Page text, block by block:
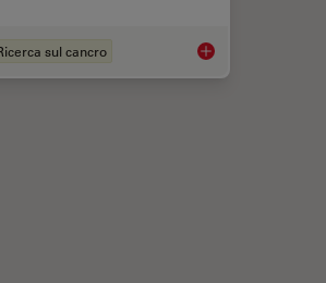
with Big Data
sul cancro Dive into Pancreatic